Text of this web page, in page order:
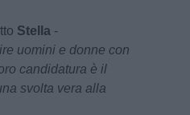
Stella -
uomini e donne con
candidatura è il
svolta vera alla